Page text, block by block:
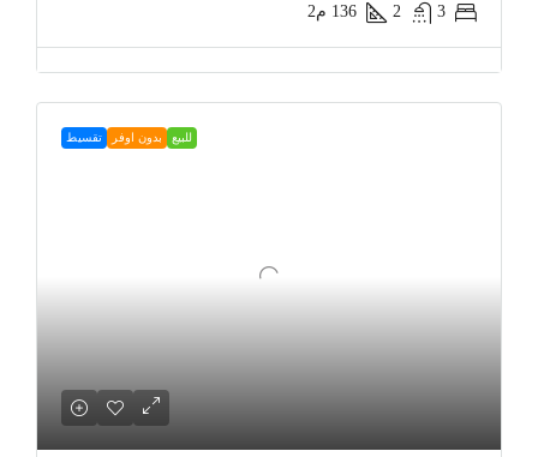
3
2
136 م2
للبيع بدون اوفر تقسيط